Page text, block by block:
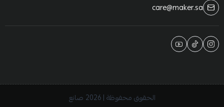
care@maker.sa
الحقوق محفوظة | 2026 صانع